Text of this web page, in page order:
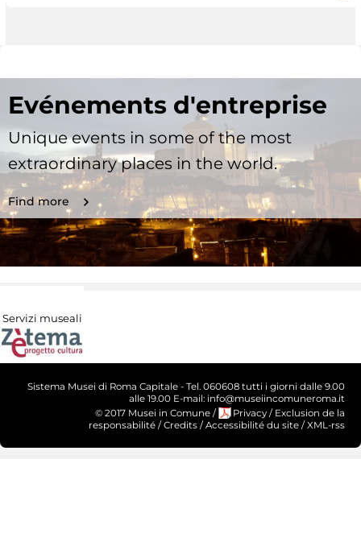
Evénements d'entreprise
Unique events in some of the most
extraordinary places in the world.
Find more
Servizi museali
Sistema Musei di Roma Capitale - Tel. 060608 tutti i giorni dalle 9.00
alle 19.00 E-mail: info@museiincomuneroma.it
© 2017 Musei in Comune / Privacy / Exclusion de la
responsabilité / Credits / Accessibilité du site / XML-rss